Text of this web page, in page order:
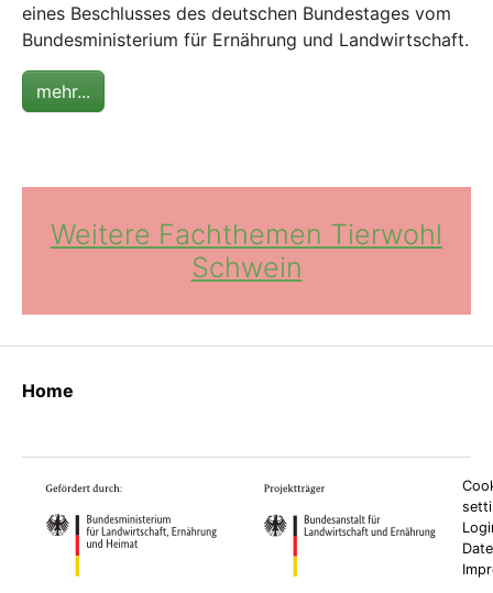
eines Beschlusses des deutschen Bundestages vom
Bundesministerium für Ernährung und Landwirtschaft.
mehr...
Weitere Fachthemen Tierwohl
Schwein
Home